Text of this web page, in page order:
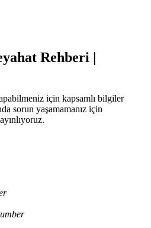
Rehberi |
için kapsamlı bilgiler
sorun yaşamamanız için